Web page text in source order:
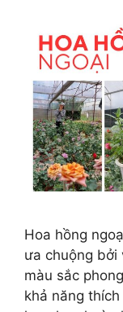
Hoa hồng
ưa chuộng bởi
màu sắc
khả năng